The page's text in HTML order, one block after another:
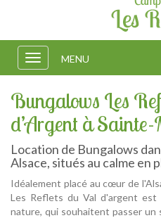
Toggle
navigation
MENU
Bungalows Les
d’Argent à
Location de Bungalows
Alsace, situés au calme en
Idéalement placé au cœur de
Les Reflets du Val d'argent est
nature, qui souhaitent passer un